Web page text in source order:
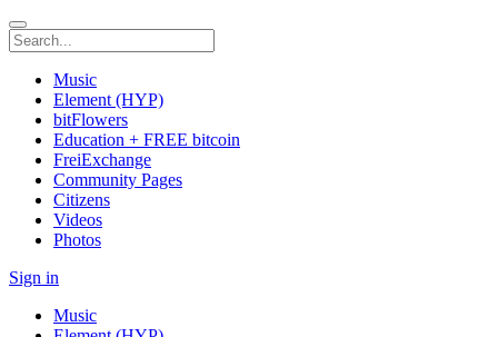
Music
Element (HYP)
bitFlowers
Education + FREE bitcoin
FreiExchange
Community Pages
Citizens
Videos
Photos
Sign in
Music